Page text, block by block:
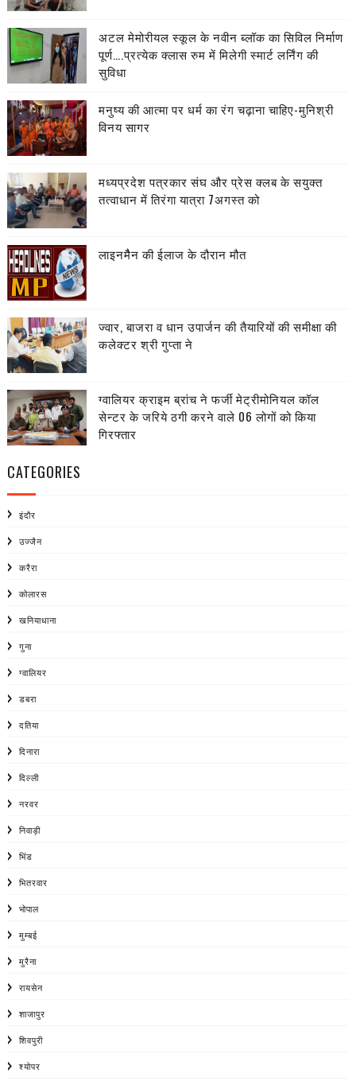
अटल मेमोरीयल स्कूल के नवीन ब्लॉक का सिविल निर्माण
पूर्ण….प्रत्येक क्लास रुम में मिलेगी स्मार्ट लर्निंग की
सुविधा
मनुष्य की आत्मा पर धर्म का रंग चढ़ाना चाहिए-मुनिश्री
विनय सागर
मध्यप्रदेश पत्रकार संघ और प्रेस क्लब के सयुक्त
तत्वाधान में तिरंगा यात्रा 7अगस्त को
लाइनमैैन की ईलाज के दौरान मौत
ज्वार, बाजरा व धान उपार्जन की तैयारियों की समीक्षा की
कलेक्टर श्री गुप्ता ने
ग्वालियर क्राइम ब्रांच ने फर्जी मेट्रीमोनियल कॉल
सेन्टर के जरिये ठगी करने वाले 06 लोगों को किया
गिरफ्तार
CATEGORIES
इंदौर
उज्जैन
करैरा
कोलारस
खनियाधाना
गुना
ग्वालियर
डबरा
दतिया
दिनारा
दिल्ली
नरवर
निवाड़ी
भिंड
भितरवार
भोपाल
मुम्बई
मुरैना
रायसेन
शाजापुर
शिवपुरी
श्योपर